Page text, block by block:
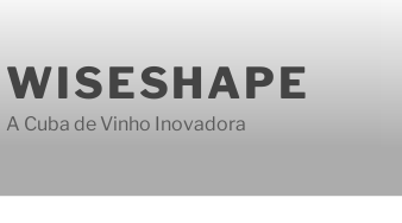
WISESHAPE
A Cuba de Vinho Inovadora